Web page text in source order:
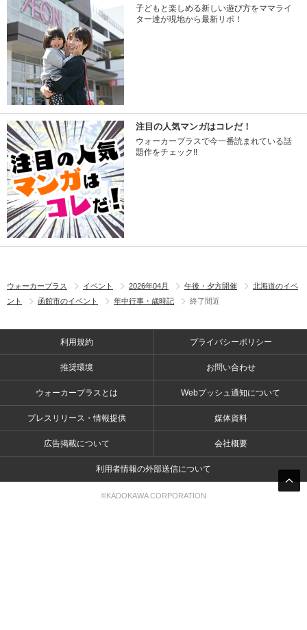
子どもと楽しめる新しい遊び方をママライ
ター達が現地から最新リポ！
注目の人気マンガはコレだ！
ウォーカープラスで今一番読まれている話
題作をチェック!!
ウォーカープラス イベント 2026年04月 午後・夕方開催
北海道のイベ
ント
函館市のイベント 年中行事・歳時記 終了間近
利用規約 プライバシーポリシー
推奨環境 お問い合わせ
ウォーカープラスとは Webプッシュ通知について
プレスリリース・情報提供 媒体資料
広告掲載について 会社概要
利用者情報の外部送信について
©KADOKAWA CORPORATION